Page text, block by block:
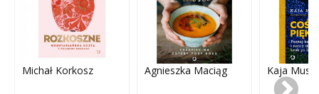
Michał Korkosz Agnieszka Maciąg Kaja